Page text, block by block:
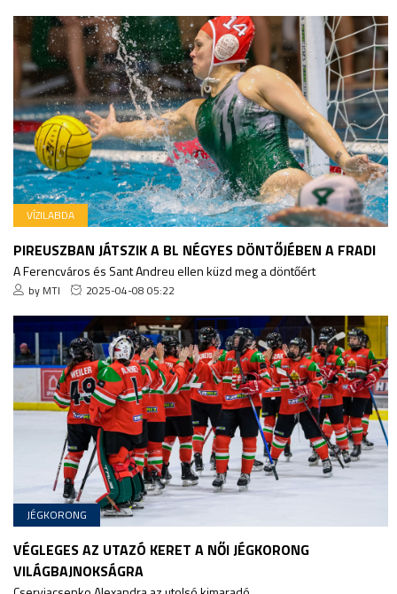
VÍZILABDA
PIREUSZBAN JÁTSZIK A BL NÉGYES DÖNTŐJÉBEN A FRADI
A Ferencváros és Sant Andreu ellen küzd meg a döntőért
by MTI 2025-04-08 05:22
JÉGKORONG
VÉGLEGES AZ UTAZÓ KERET A NŐI JÉGKORONG
VILÁGBAJNOKSÁGRA